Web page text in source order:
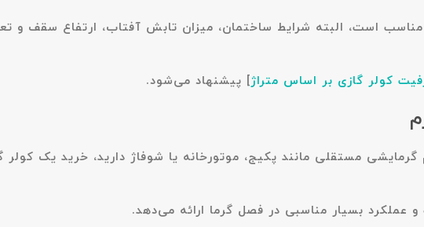
مناسب است، البته شرایط ساختمان، میزان تابش آفتاب، ارتفاع سقف و
کولر گازی بر اساس متراژ] پیشنهاد می‌شود.
مستقلی مانند پکیج، موتورخانه یا شوفاژ دارید، خرید یک
عملکرد بسیار مناسبی در فصل گرما ارائه می‌دهد.